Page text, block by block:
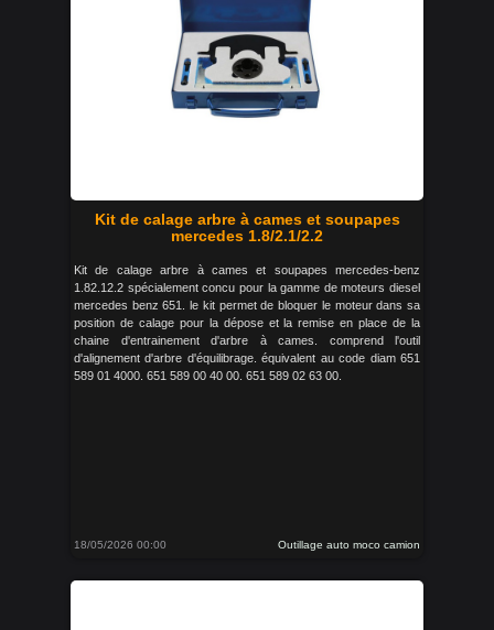
Kit de calage arbre à cames et soupapes
mercedes 1.8/2.1/2.2
Kit de calage arbre à cames et soupapes mercedes-benz
1.82.12.2 spécialement concu pour la gamme de moteurs diesel
mercedes benz 651. le kit permet de bloquer le moteur dans sa
position de calage pour la dépose et la remise en place de la
chaine d'entrainement d'arbre à cames. comprend l'outil
d'alignement d'arbre d'équilibrage. équivalent au code diam 651
589 01 4000. 651 589 00 40 00. 651 589 02 63 00.
18/05/2026 00:00 Outillage auto moco camion